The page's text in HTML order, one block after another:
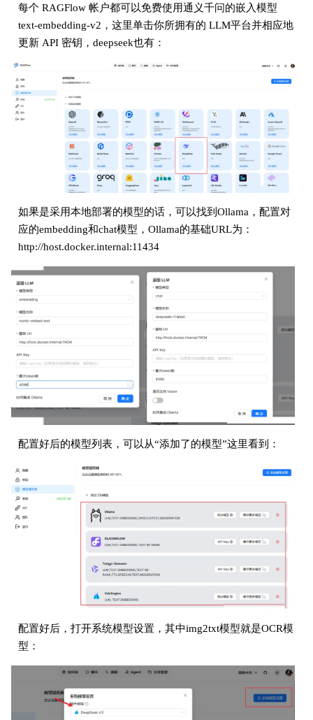
每个 RAGFlow 帐户都可以免费使用通义千问的嵌入模型
text-embedding-v2，这里单击你所拥有的 LLM平台并相应地
更新 API 密钥，deepseek也有：
如果是采用本地部署的模型的话，可以找到Ollama，配置对
应的embedding和chat模型，Ollama的基础URL为：
http://host.docker.internal:11434
配置好后的模型列表，可以从“添加了的模型”这里看到：
配置好后，打开系统模型设置，其中img2txt模型就是OCR模
型：